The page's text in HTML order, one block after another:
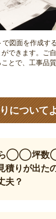
図面を作成す
できます。ご
とで、工事品
について
ら◯◯坪数
積りが出た
夫？